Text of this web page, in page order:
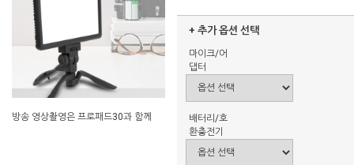
방송 영상촬영은 프로패드30과 함께
+ 추가 옵션 선택
마이크/어
댑터
배터리/호
환충전기